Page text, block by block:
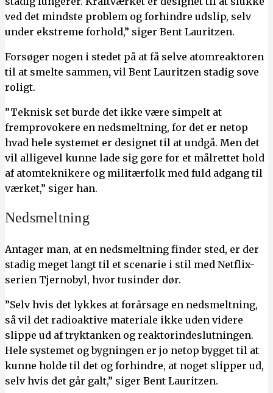
ved det mindste problem og forhindre udslip, selv
under ekstreme forhold,” siger Bent Lauritzen.
Forsøger nogen i stedet på at få selve atomreaktoren
til at smelte sammen, vil Bent Lauritzen stadig sove
roligt.
”Teknisk set burde det ikke være simpelt at
fremprovokere en nedsmeltning, for det er netop
hvad hele systemet er designet til at undgå. Men det
vil alligevel kunne lade sig gøre for et målrettet hold
af atomteknikere og militærfolk med fuld adgang til
værket,” siger han.
Nedsmeltning
Antager man, at en nedsmeltning finder sted, er der
stadig meget langt til et scenarie i stil med Netflix-
serien Tjernobyl, hvor tusinder dør.
”Selv hvis det lykkes at forårsage en nedsmeltning,
så vil det radioaktive materiale ikke uden videre
slippe ud af tryktanken og reaktorindeslutningen.
Hele systemet og bygningen er jo netop bygget til at
kunne holde til det og forhindre, at noget slipper ud,
selv hvis det går galt,” siger Bent Lauritzen.